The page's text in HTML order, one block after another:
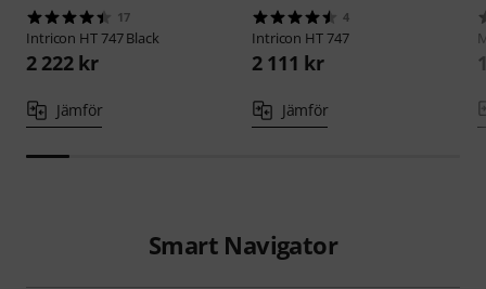
17
Intricon HT 747 Black
2 222 kr
Jämför
4
Intricon HT 747
2 111 kr
Jämför
Smart Navigator